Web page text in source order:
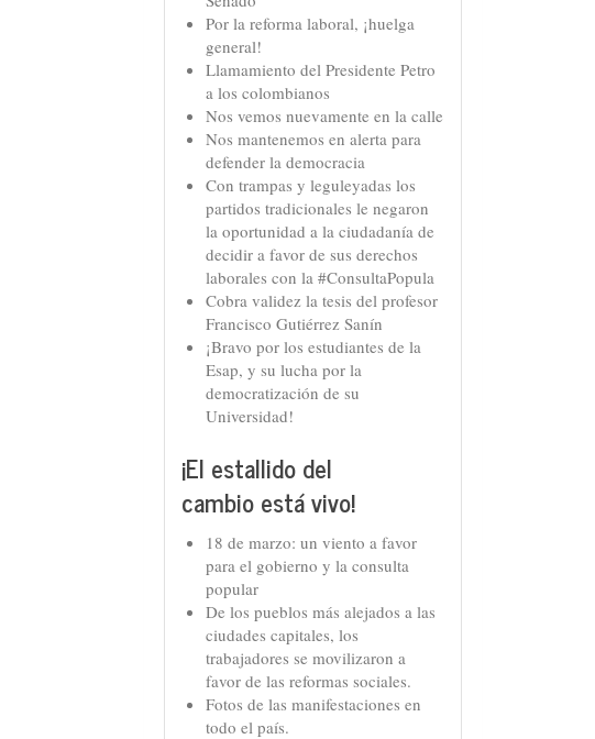
Por la reforma laboral, ¡huelga
general!
Llamamiento del Presidente Petro
a los colombianos
Nos vemos nuevamente en la calle
Nos mantenemos en alerta para
defender la democracia
Con trampas y leguleyadas los
partidos tradicionales le negaron
la oportunidad a la ciudadanía de
decidir a favor de sus derechos
laborales con la #ConsultaPopula
Cobra validez la tesis del profesor
Francisco Gutiérrez Sanín
¡Bravo por los estudiantes de la
Esap, y su lucha por la
democratización de su
Universidad!
¡El estallido del
cambio está vivo!
18 de marzo: un viento a favor
para el gobierno y la consulta
popular
De los pueblos más alejados a las
ciudades capitales, los
trabajadores se movilizaron a
favor de las reformas sociales.
Fotos de las manifestaciones en
todo el país.